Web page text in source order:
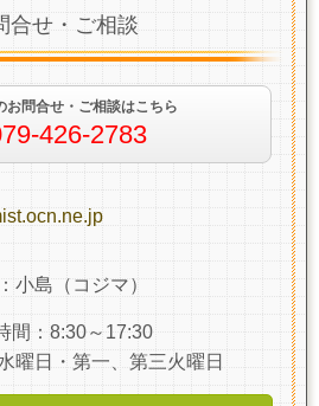
合せ・ご相談
お問合せ・ご相談はこちら
426-2783
小島（コジマ）
間：8:30～17:30
曜日・第一、第三火曜日